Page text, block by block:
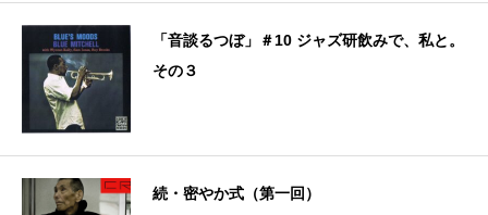
「音談るつぼ」＃10 ジャズ研飲みで、私と。
その３
続・密やか式（第一回）